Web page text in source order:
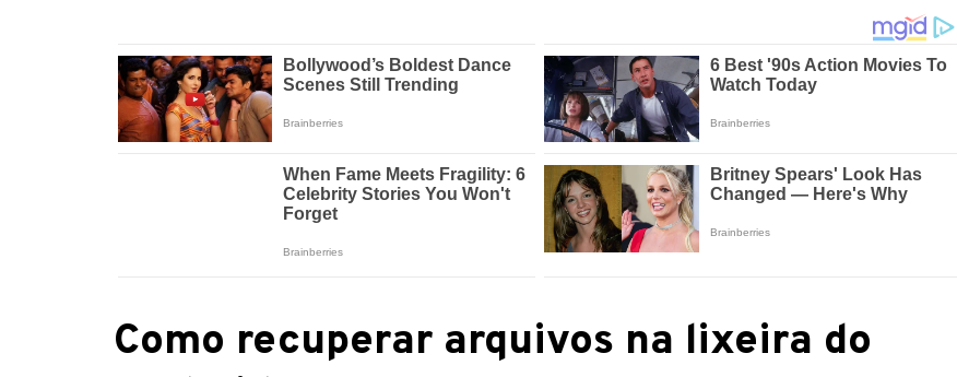
Como recuperar arquivos na lixeira do